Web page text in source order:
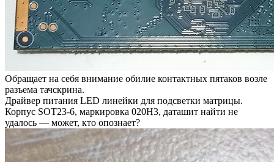
Обращает на себя внимание обилие контактных пятаков возле
разъема тачскрина.
Драйвер питания LED линейки для подсветки матрицы.
Корпус SOT23-6, маркировка 020H3, даташит найти не
удалось — может, кто опознает?